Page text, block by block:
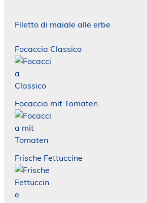
Filetto di maiale alle erbe
Focaccia Classico
Focaccia mit Tomaten
Frische Fettuccine